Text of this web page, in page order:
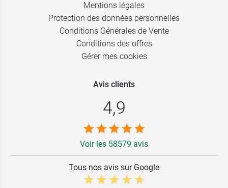
Mentions légales
Protection des données personnelles
Conditions Générales de Vente
Conditions des offres
Gérer mes cookies
Avis clients
4,9
Voir les 58579 avis
Tous nos avis sur Google